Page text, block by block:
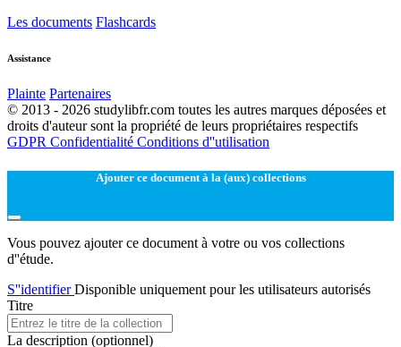
Les documents Flashcards
Assistance
Plainte Partenaires
© 2013 - 2026 studylibfr.com toutes les autres marques déposées et
droits d'auteur sont la propriété de leurs propriétaires respectifs
GDPR Confidentialité Conditions d''utilisation
Ajouter ce document à la (aux) collections
Vous pouvez ajouter ce document à votre ou vos collections
d''étude.
S''identifierDisponible uniquement pour les utilisateurs autorisés
Titre
La description (optionnel)